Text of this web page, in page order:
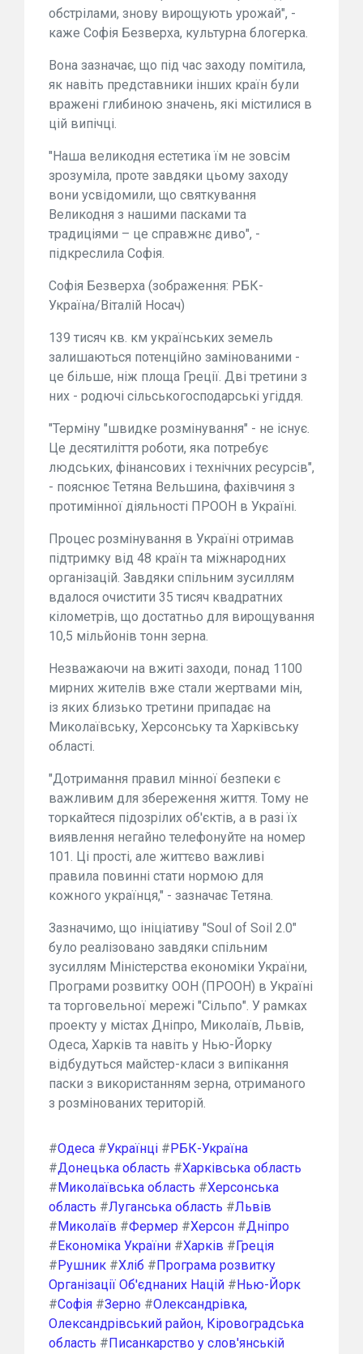
обстрілами, знову вирощують урожай", -
каже Софія Безверха, культурна блогерка.
Вона зазначає, що під час заходу помітила,
як навіть представники інших країн були
вражені глибиною значень, які містилися в
цій випічці.
"Наша великодня естетика їм не зовсім
зрозуміла, проте завдяки цьому заходу
вони усвідомили, що святкування
Великодня з нашими пасками та
традиціями – це справжнє диво", -
підкреслила Софія.
Софія Безверха (зображення: РБК-
Україна/Віталій Носач)
139 тисяч кв. км українських земель
залишаються потенційно замінованими -
це більше, ніж площа Греції. Дві третини з
них - родючі сільськогосподарські угіддя.
"Терміну "швидке розмінування" - не існує.
Це десятиліття роботи, яка потребує
людських, фінансових і технічних ресурсів",
- пояснює Тетяна Вельшина, фахівчиня з
протимінної діяльності ПРООН в Україні.
Процес розмінування в Україні отримав
підтримку від 48 країн та міжнародних
організацій. Завдяки спільним зусиллям
вдалося очистити 35 тисяч квадратних
кілометрів, що достатньо для вирощування
10,5 мільйонів тонн зерна.
Незважаючи на вжиті заходи, понад 1100
мирних жителів вже стали жертвами мін,
із яких близько третини припадає на
Миколаївську, Херсонську та Харківську
області.
"Дотримання правил мінної безпеки є
важливим для збереження життя. Тому не
торкайтеся підозрілих об'єктів, а в разі їх
виявлення негайно телефонуйте на номер
101. Ці прості, але життєво важливі
правила повинні стати нормою для
кожного українця," - зазначає Тетяна.
Зазначимо, що ініціативу "Soul of Soil 2.0"
було реалізовано завдяки спільним
зусиллям Міністерства економіки України,
Програми розвитку ООН (ПРООН) в Україні
та торговельної мережі "Сільпо". У рамках
проекту у містах Дніпро, Миколаїв, Львів,
Одеса, Харків та навіть у Нью-Йорку
відбудуться майстер-класи з випікання
паски з використанням зерна, отриманого
з розмінованих територій.
#Одеса #Українці #РБК-Україна
#Донецька область #Харківська область
#Миколаївська область #Херсонська
область #Луганська область #Львів
#Миколаїв #Фермер #Херсон #Дніпро
#Економіка України #Харків #Греція
#Рушник #Хліб #Програма розвитку
Організації Об'єднаних Націй #Нью-Йорк
#Софія #Зерно #Олександрівка,
Олександрівський район, Кіровоградська
область #Писанкарство у слов'янській